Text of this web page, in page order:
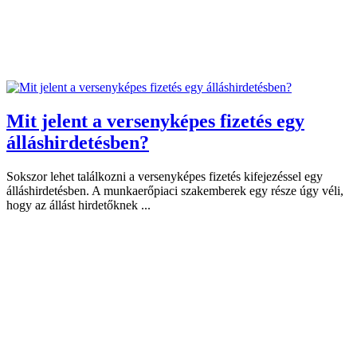
Mit jelent a versenyképes fizetés egy
álláshirdetésben?
Sokszor lehet találkozni a versenyképes fizetés kifejezéssel egy
álláshirdetésben. A munkaerőpiaci szakemberek egy része úgy véli,
hogy az állást hirdetőknek ...